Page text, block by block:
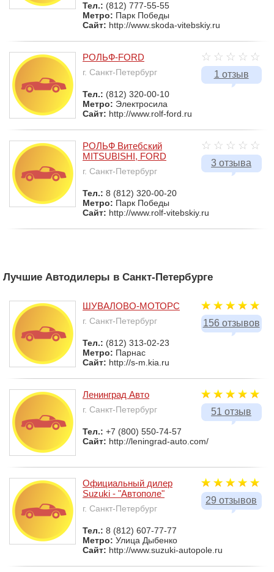
Тел.: (812) 777-55-55
Метро: Парк Победы
Сайт: http://www.skoda-vitebskiy.ru
1 отзыв
РОЛЬФ-FORD
г. Санкт-Петербург
Тел.: (812) 320-00-10
Метро: Электросила
Сайт: http://www.rolf-ford.ru
3 отзыва
РОЛЬФ Витебский
MITSUBISHI, FORD
г. Санкт-Петербург
Тел.: 8 (812) 320-00-20
Метро: Парк Победы
Сайт: http://www.rolf-vitebskiy.ru
Лучшие Автодилеры в Санкт-Петербурге
156 отзывов
ШУВАЛОВО-МОТОРС
г. Санкт-Петербург
Тел.: (812) 313-02-23
Метро: Парнас
Сайт: http://s-m.kia.ru
51 отзыв
Ленинград Авто
г. Санкт-Петербург
Тел.: +7 (800) 550-74-57
Сайт: http://leningrad-auto.com/
29 отзывов
Официальный дилер
Suzuki - "Автополе"
г. Санкт-Петербург
Тел.: 8 (812) 607-77-77
Метро: Улица Дыбенко
Сайт: http://www.suzuki-autopole.ru